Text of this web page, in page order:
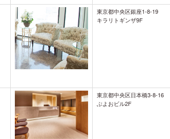
東京都中央区銀座1-8-19
キラリトギンザ9F
東京都中央区日本橋3-8-16
ぶよおビル2F